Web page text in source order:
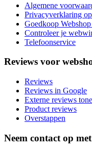
Algemene
Privacyverklaring
Goedkoop
Controleer je
Telefoonservice
Reviews voor
Reviews
Reviews in Google
Externe reviews
Product reviews
Overstappen
Neem contact op met